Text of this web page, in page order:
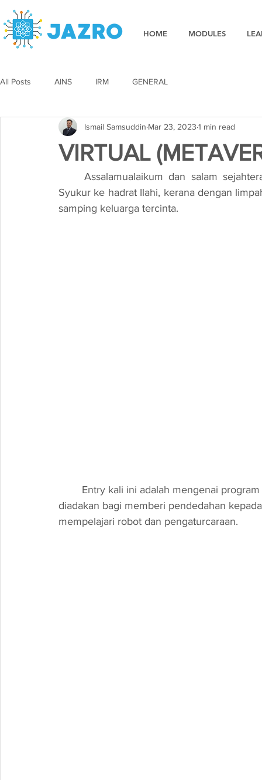
HOME MODULES
All Posts AINS IRM GENERAL
VIRTUAL
Ismail Samsuddin Mar 23, 2023 1 min read
Assalamualaikum dan salam
Syukur ke hadrat Ilahi, kerana dengan
samping keluarga tercinta.
Entry kali ini adalah mengenai
diadakan bagi memberi pendedahan
mempelajari robot dan pengaturcaraan.